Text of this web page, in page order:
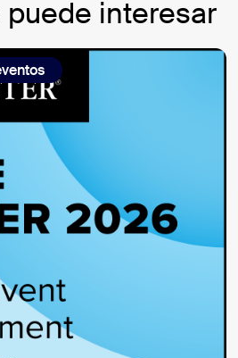
puede interesar